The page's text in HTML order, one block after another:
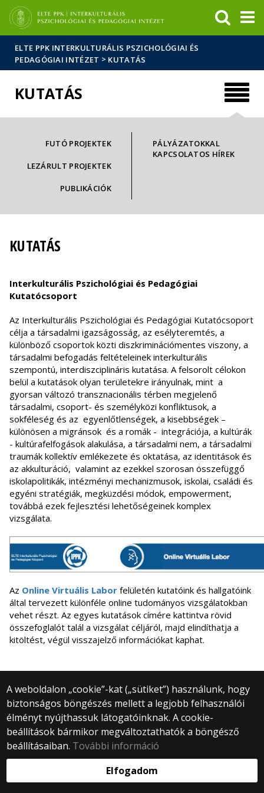
Hírek
Események
ELTE a
sajtóban
ELTE PPK INTERKULTURÁLIS PSZICHOLÓGIAI ÉS
PEDAGÓGIAI INTÉZET > KUTATÁS
KUTATÁS
FUTÓ PROJEKTEK
LEZÁRULT PROJEKTEK
PUBLIKÁCIÓK
PÁLYÁZATOKKAL
KAPCSOLATOS HÍREK
KUTATÁS
Interkulturális Pszichológiai és Pedagógiai
Kutatócsoport
Az Interkulturális Pszichológiai és Pedagógiai Kutatócsoport
célja a társadalmi igazságosság, az esélyteremtés, a
különböző csoportok közti diszkriminációmentes viszony, a
társadalmi befogadás feltételeinek interkulturális
szempontú, interdiszciplináris kutatása. A felsorolt célokon
belül a kutatások olyan területekre irányulnak, mint a
gyorsan változó transznacionális térben megjelenő
társadalmi, csoport- és személyközi konfliktusok, a
sokféleség és az egyenlőtlenségek, a kisebbségek –
különösen a migránsok és a romák - integrációja, a kultúrák
- kultúrafelfogások alakulása, a társadalmi nem, a társadalmi
traumák kollektív emlékezete és oktatása, az identitások és
az akkulturáció, valamint az ezekkel szorosan összefüggő
iskolapolitikák, intézményi mechanizmusok, iskolai, családi és
egyéni stratégiák, megküzdési módok, empowerment,
továbbá ezek fejlesztési lehetőségeinek komplex
vizsgálata.
Az Online Virtuális Labor felületén kutatóink és hallgatóink
által tervezett különféle online tudományos vizsgálatokban
vehet részt. Az egyes kutatások címére kattintva rövid
összefoglalót talál a vizsgálat céljáról, majd elindíthatja a
kitöltést, végül visszajelző információkat kaphat.
A weboldalon „cookie”-kat („sütiket”) használunk, hogy
biztonságos böngészés mellett a legjobb felhasználói
élményt nyújthassuk látogatóinknak. A cookie-
beállítások bármikor megváltoztathatók a böngésző
beállításaiban. További információ
Elfogadom
© 2025 Eötvös Loránd Tudományegyetem
Minden jog fenntartva.
1053 Budapest, Egyetem tér 1–3.
Központi telefonszám: +36 1 411 6500
Webfejlesztés: